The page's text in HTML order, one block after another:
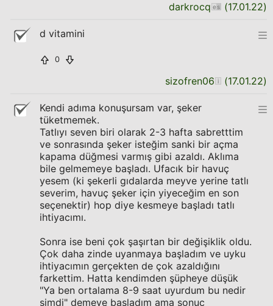
darkrocq (17.01.22)
d vitamini
0
sizofren06 (17.01.22)
Kendi adıma konuşursam var, şeker
tüketmemek.
Tatlıyı seven biri olarak 2-3 hafta sabretttim
ve sonrasında şeker isteğim sanki bir açma
kapama düğmesi varmış gibi azaldı. Aklıma
bile gelmemeye başladı. Ufacık bir havuç
yesem (ki şekerli gıdalarda meyve yerine tatlı
severim, havuç şeker için yiyeceğim en son
seçenektir) hop diye kesmeye başladı tatlı
ihtiyacımı.
Sonra ise beni çok şaşırtan bir değişiklik oldu.
Çok daha zinde uyanmaya başladım ve uyku
ihtiyacımın gerçekten de çok azaldığını
farkettim. Hatta kendimden şüpheye düşük
"Ya ben ortalama 8-9 saat uyurdum bu nedir
şimdi" demeye başladım ama sonuç